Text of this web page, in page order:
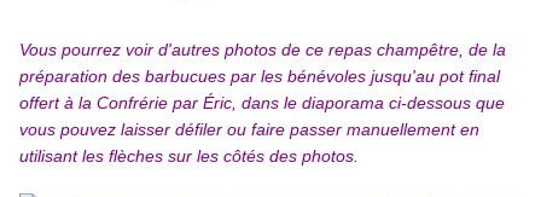
Vous pourrez voir d'autres photos de ce repas champêtre, de la
préparation des barbucues par les bénévoles jusqu'au pot final
offert à la Confrérie par Éric, dans le diaporama ci-dessous que
vous pouvez laisser défiler ou faire passer manuellement en
utilisant les flèches sur les côtés des photos.